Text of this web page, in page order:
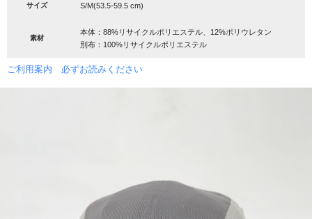
サイズ S/M(53.5-59.5 cm)
素材
本体：88%リサイクルポリエステル、12%ポリウレタン
別布：100%リサイクルポリエステル
ご利用案内 必ずお読みください